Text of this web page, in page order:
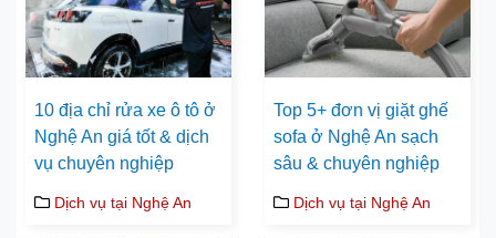
10 địa chỉ rửa xe ô tô ở
Nghệ An giá tốt & dịch
vụ chuyên nghiệp
Dịch vụ tại Nghệ An
Top 5+ đơn vị giặt ghế
sofa ở Nghệ An sạch
sâu & chuyên nghiệp
Dịch vụ tại Nghệ An